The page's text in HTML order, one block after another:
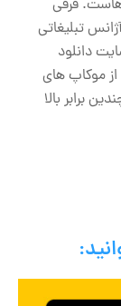
فرقی
تبلیغاتی
فروشگاه چاپی؛ با این 10 سایت دانلود
موکاپ‌ های
برابر بالا